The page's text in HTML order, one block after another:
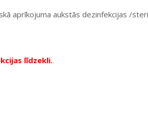
aprīkojuma aukstās dezinfekcijas /
līdzekli.